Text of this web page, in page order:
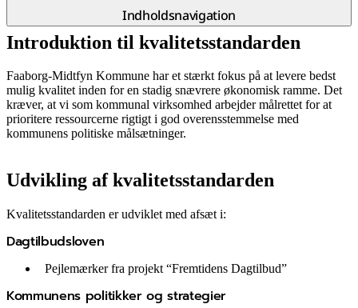
Indholdsnavigation
Introduktion til kvalitetsstandarden
Faaborg-Midtfyn Kommune har et stærkt fokus på at levere bedst
mulig kvalitet inden for en stadig snævrere økonomisk ramme. Det
kræver, at vi som kommunal virksomhed arbejder målrettet for at
prioritere ressourcerne rigtigt i god overensstemmelse med
kommunens politiske målsætninger.
Udvikling af kvalitetsstandarden
Kvalitetsstandarden er udviklet med afsæt i:
Dagtilbudsloven
Pejlemærker fra projekt “Fremtidens Dagtilbud”
Kommunens politikker og strategier